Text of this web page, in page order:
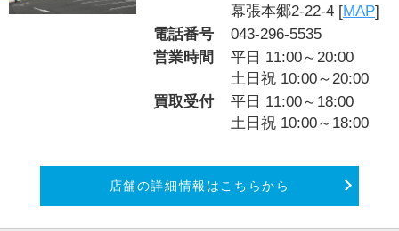
幕張本郷2-22-4 [MAP]
電話番号
043-296-5535
営業時間
平日 11:00～20:00
土日祝 10:00～20:00
買取受付
平日 11:00～18:00
土日祝 10:00～18:00
店舗の詳細情報はこちらから